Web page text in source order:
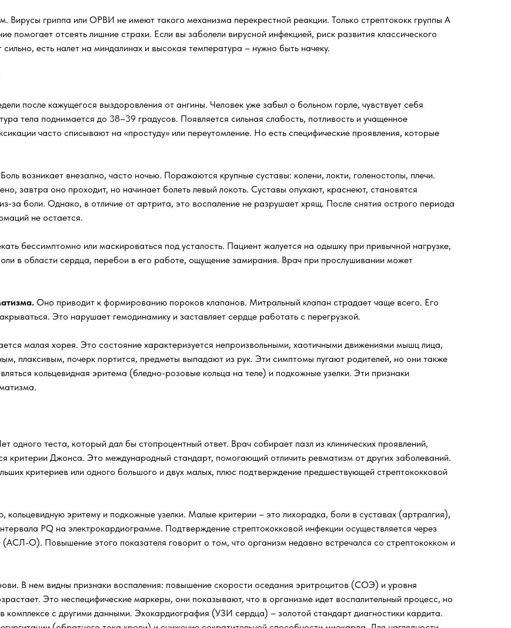
гриппа или ОРВИ не имеют такого механизма перекрестной реакции. Только стрептококк группы А
помогает отсеять лишние страхи. Если вы заболели вирусной инфекцией, риск развития классического
есть налет на миндалинах и высокая температура – нужно быть начеку.
после кажущегося выздоровления от ангины. Человек уже забыл о больном горле, чувствует себя
тела поднимается до 38–39 градусов. Появляется сильная слабость, потливость и учащенное
часто списывают на «простуду» или переутомление. Но есть специфические проявления, которые
возникает внезапно, часто ночью. Поражаются крупные суставы: колени, локти, голеностопы, плечи.
завтра оно проходит, но начинает болеть левый локоть. Суставы опухают, краснеют, становятся
за боли. Однако, в отличие от артрита, это воспаление не разрушает хрящ. После снятия острого периода
не остается.
бессимптомно или маскироваться под усталость. Пациент жалуется на одышку при привычной нагрузке,
в области сердца, перебои в его работе, ощущение замирания. Врач при прослушивании может
Оно приводит к формированию пороков клапанов. Митральный клапан страдает чаще всего. Его
Это нарушает гемодинамику и заставляет сердце работать с перегрузкой.
малая хорея. Это состояние характеризуется непроизвольными, хаотичными движениями мышц лица,
плаксивым, почерк портится, предметы выпадают из рук. Эти симптомы пугают родителей, но они также
кольцевидная эритема (бледно-розовые кольца на теле) и подкожные узелки. Эти признаки
одного теста, который дал бы стопроцентный ответ. Врач собирает пазл из клинических проявлений,
критерии Джонса. Это международный стандарт, помогающий отличить ревматизм от других заболеваний.
критериев или одного большого и двух малых, плюс подтверждение предшествующей стрептококковой
кольцевидную эритему и подкожные узелки. Малые критерии – это лихорадка, боли в суставах (артралгия),
PQ на электрокардиограмме. Подтверждение стрептококковой инфекции осуществляется через
О). Повышение этого показателя говорит о том, что организм недавно встречался со стрептококком и
В нем видны признаки воспаления: повышение скорости оседания эритроцитов (СОЭ) и уровня
Это неспецифические маркеры, они показывают, что в организме идет воспалительный процесс, но
комплексе с другими данными. Эхокардиография (УЗИ сердца) – золотой стандарт диагностики кардита.